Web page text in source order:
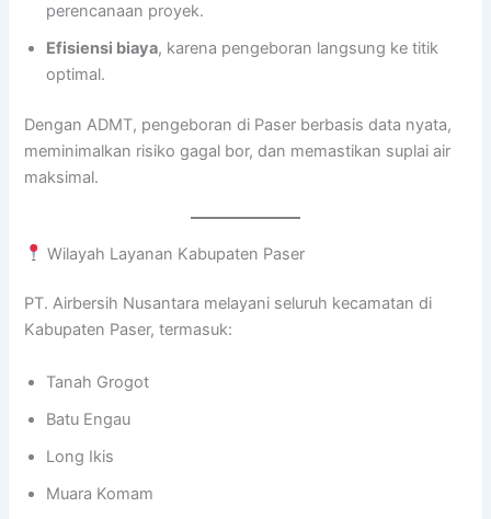
perencanaan proyek.
Efisiensi biaya, karena pengeboran langsung ke titik
optimal.
Dengan ADMT, pengeboran di Paser berbasis data nyata,
meminimalkan risiko gagal bor, dan memastikan suplai air
maksimal.
Wilayah Layanan Kabupaten Paser
PT. Airbersih Nusantara melayani seluruh kecamatan di
Kabupaten Paser, termasuk:
Tanah Grogot
Batu Engau
Long Ikis
Muara Komam